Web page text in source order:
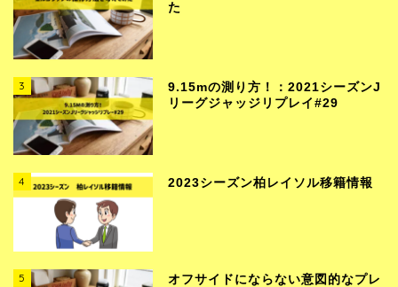
た
3
9.15mの測り方！：2021シーズンJ
リーグジャッジリプレイ#29
4 2023シーズン柏レイソル移籍情報
5
オフサイドにならない意図的なプレ